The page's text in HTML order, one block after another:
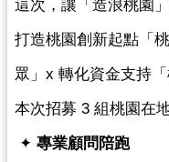
便
服
務
桃
資
這次，讓「造浪桃園
打造桃園創新起點「
眾」x 轉化資金支持
本次招募 3 組桃園在
✦ 專業顧問陪跑